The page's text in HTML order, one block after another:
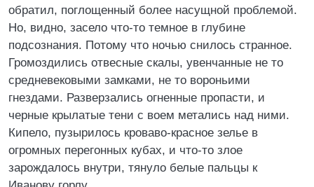
обратил, поглощенный более насущной проблемой.
Но, видно, засело что-то темное в глубине
подсознания. Потому что ночью снилось странное.
Громоздились отвесные скалы, увенчанные не то
средневековыми замками, не то вороньими
гнездами. Разверзались огненные пропасти, и
черные крылатые тени с воем метались над ними.
Кипело, пузырилось кроваво-красное зелье в
огромных перегонных кубах, и что-то злое
зарождалось внутри, тянуло белые пальцы к